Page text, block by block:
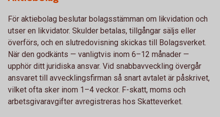
För aktiebolag beslutar bolagsstämman om likvidation och
utser en likvidator. Skulder betalas, tillgångar säljs eller
överförs, och en slutredovisning skickas till Bolagsverket.
När den godkänts — vanligtvis inom 6–12 månader —
upphör ditt juridiska ansvar. Vid snabbavveckling övergår
ansvaret till avvecklingsfirman så snart avtalet är påskrivet,
vilket ofta sker inom 1–4 veckor. F-skatt, moms och
arbetsgivaravgifter avregistreras hos Skatteverket.